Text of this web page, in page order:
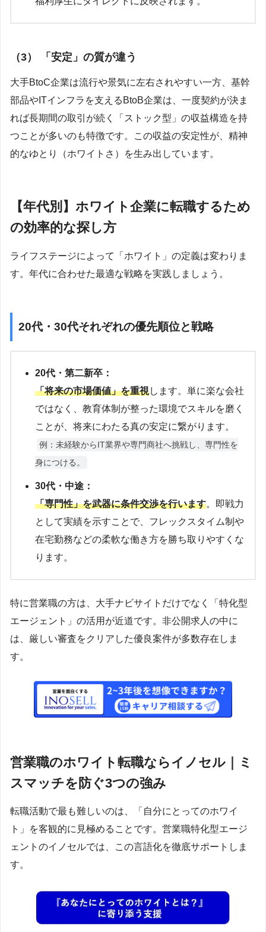
（3） 「安定」の質が違う
大手BtoC企業は流行や景気に左右されやすい一方、基幹
部品やITインフラを支えるBtoB企業は、一度契約が決ま
れば長期間の取引が続く「ストック型」の収益構造を持
つことが多いのも特徴です。この収益の安定性が、精神
的なゆとり（ホワイトさ）を生み出しています。
【年代別】ホワイト企業に転職するため
の効率的な探し方
ライフステージによって「ホワイト」の定義は変わりま
す。年代に合わせた最適な戦略を実践しましょう。
20代・30代それぞれの優先順位と戦略
20代・第二新卒：
「将来の市場価値」を重視します。単に楽な会社
ではなく、教育体制が整った環境でスキルを磨く
ことが、将来にわたる真の安定に繋がります。
例：未経験からIT業界や専門商社へ挑戦し、専門性を
身につける。
30代・中途：
「専門性」を武器に条件交渉を行います。即戦力
として実績を示すことで、フレックスタイム制や
在宅勤務などの柔軟な働き方を勝ち取りやすくな
ります。
特に営業職の方は、大手ナビサイトだけでなく「特化型
エージェント」の活用が近道です。非公開求人の中に
は、厳しい審査をクリアした優良案件が多数存在しま
す。
営業職のホワイト転職ならイノセル｜ミ
スマッチを防ぐ3つの強み
転職活動で最も難しいのは、「自分にとってのホワイ
ト」を客観的に見極めることです。営業職特化型エージ
ェントのイノセルでは、この言語化を徹底サポートしま
す。